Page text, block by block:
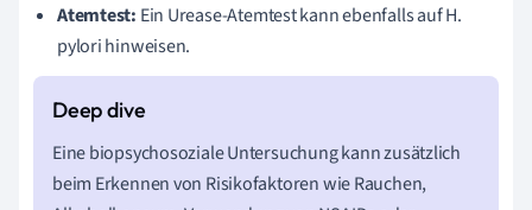
Atemtest: Ein Urease-Atemtest kann ebenfalls auf H.
pylori hinweisen.
Eine biopsychosoziale Untersuchung kann zusätzlich
beim Erkennen von Risikofaktoren wie Rauchen,